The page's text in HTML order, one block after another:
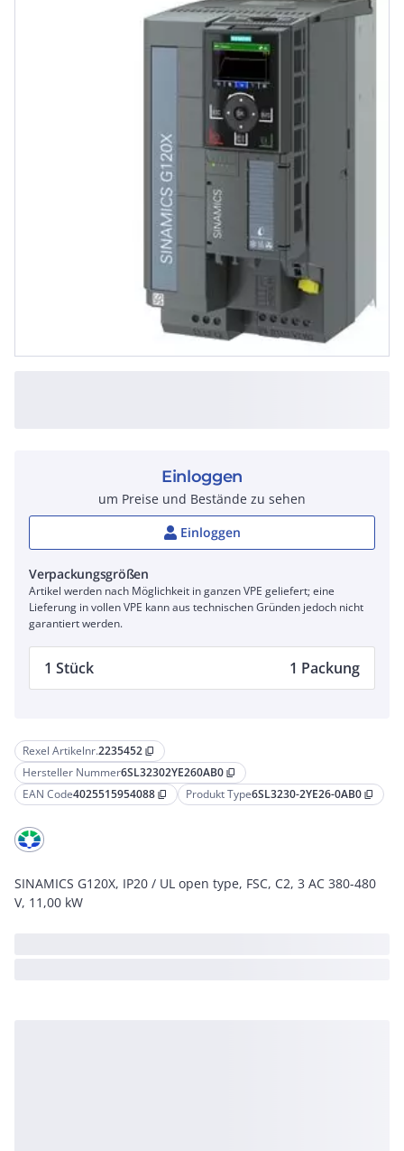
Rexel Artikelnr.2235452 content_copy
Hersteller Nummer6SL32302YE260AB0 content_copy
EAN Code4025515954088 content_copy Produkt Type6SL3230-2YE26-0AB0 content_copy
SINAMICS G120X, IP20 / UL open type, FSC, C2, 3 AC 380-480
V, 11,00 kW
Einloggen
um Preise und Bestände zu sehen
Einloggen
Verpackungsgrößen
Artikel werden nach Möglichkeit in ganzen VPE geliefert; eine
Lieferung in vollen VPE kann aus technischen Gründen jedoch nicht
garantiert werden.
1 Stück 1 Packung